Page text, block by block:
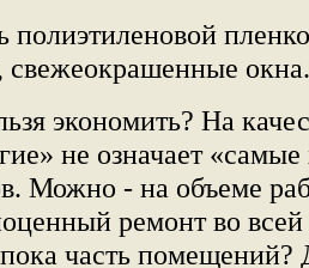
полиэтиленовой
свежеокрашенные окна.
экономить? На
не означает
Можно - на объеме
ремонт во
часть помещений?